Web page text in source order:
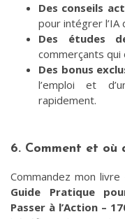
Des conseils
pour intégrer
Des études
commerçants qui
Des bonus
l’emploi et
rapidement.
6. Comment et où
Commandez mon livre
Guide Pratique
Passer à l’Action –